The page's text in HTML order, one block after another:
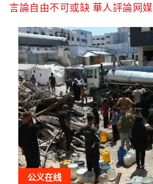
言論自由不可或缺 華人評論网媒
公义在线